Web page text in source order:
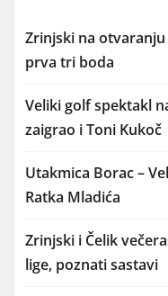
Zrinjski na otvaranju
prva tri boda
Veliki golf spektakl
zaigrao i Toni Kukoč
Utakmica Borac –
Ratka Mladića
Zrinjski i Čelik
lige, poznati sastavi